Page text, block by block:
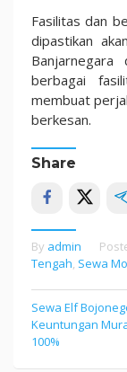
Fasilitas dan
dipastikan
berbagai
membuat
berkesan.
Share
By admin
Tengah, Sewa
Post
Sewa Elf
Keuntungan
100%